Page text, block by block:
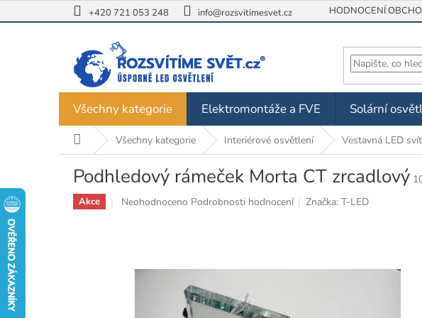
na
+420 721 053 248 info@rozsvitimesvet.cz HODNOCENÍ
Všechny kategorie Elektromontáže a FVE Solární
Domů Všechny kategorie Interiérové osvětlení Vestavná LED
Podhledový rámeček Morta CT zrcadlový
Akce
Průměrné
Neohodnoceno Podrobnosti hodnocení Značka:T-LED